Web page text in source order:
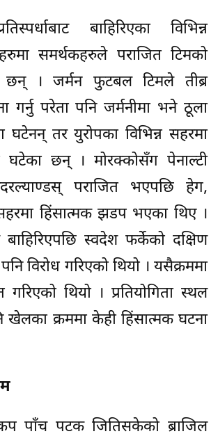
बाहिरिएका विभिन्न
समर्थकहरुले पराजित टिमको
छन् । जर्मन फुटबल टिमले तीब्र
गर्नु परेता पनि जर्मनीमा भने ठूला
घटेनन् तर युरोपका विभिन्न सहरमा
छन् । मोरक्कोसँग पेनाल्टी
पराजित भएपछि हेग,
हिंसात्मक झडप भएका थिए ।
स्वदेश फर्केको दक्षिण
विरोध गरिएको थियो । यसैक्रममा
गरिएको थियो । प्रतियोगिता स्थल
खेलका क्रममा केही हिंसात्मक घटना
पाँच पटक जितिसकेको ब्राजिल